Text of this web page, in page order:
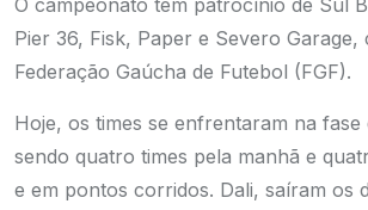
O campeonato tem patrocínio de Sul
Pier 36, Fisk, Paper e Severo Garage,
Federação Gaúcha de Futebol (FGF).
Hoje, os times se enfrentaram na fase
sendo quatro times pela manhã e
e em pontos corridos. Dali, saíram os